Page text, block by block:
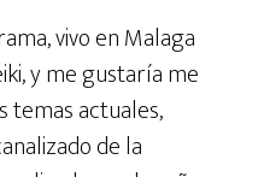
vivo en Malaga
y me gustaría me
temas actuales,
de la